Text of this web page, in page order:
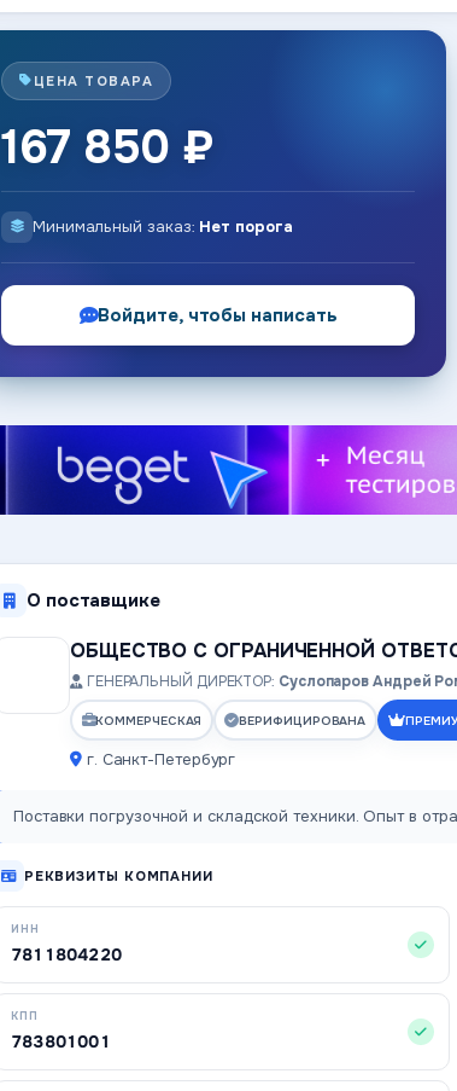
ЦЕНА ТОВАРА
167 850 ₽
Минимальный заказ: Нет порога
Войдите, чтобы написать
О поставщике
ОБЩЕСТВО С ОГРАНИЧЕННОЙ
ГЕНЕРАЛЬНЫЙ ДИРЕКТОР: Суслопаров Андрей
КОММЕРЧЕСКАЯ ВЕРИФИЦИРОВАНА
г. Санкт-Петербург
Поставки погрузочной и складской техники. Опыт в
РЕКВИЗИТЫ КОМПАНИИ
ИНН
7811804220
КПП
783801001